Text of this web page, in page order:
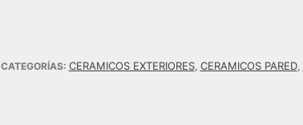
CATEGORÍAS: CERAMICOS EXTERIORES, CERAMICOS PARED,